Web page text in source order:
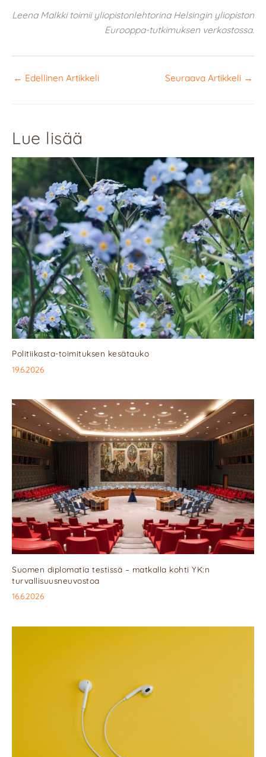
Leena Malkki toimii yliopistonlehtorina Helsingin yliopiston
Eurooppa-tutkimuksen verkostossa.
← Edellinen Artikkeli Seuraava Artikkeli →
Lue lisää
Politiikasta-toimituksen kesätauko
19.6.2026
Suomen diplomatia testissä – matkalla kohti YK:n
turvallisuusneuvostoa
16.6.2026